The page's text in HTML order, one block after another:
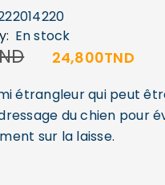
En stock
24,800TND
étrangleur qui peut
du chien pour
sur la laisse.